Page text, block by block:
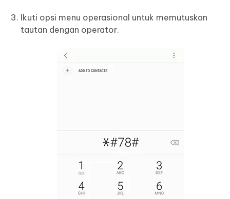
Ikuti opsi menu operasional untuk memutuskan
tautan dengan operator.